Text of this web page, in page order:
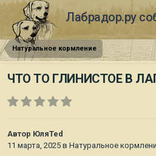
Лабрадор.ру
Натуральное кормление
ЧТО ТО ГЛИНИСТОЕ В
Автор ЮляTed
11 марта, 2025 в Натуральное